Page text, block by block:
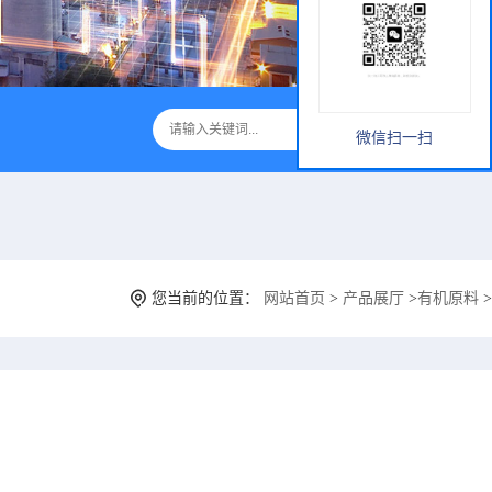
您当前的位置： 网站首页 > 产品展厅 >有机原料 >
微信扫一扫